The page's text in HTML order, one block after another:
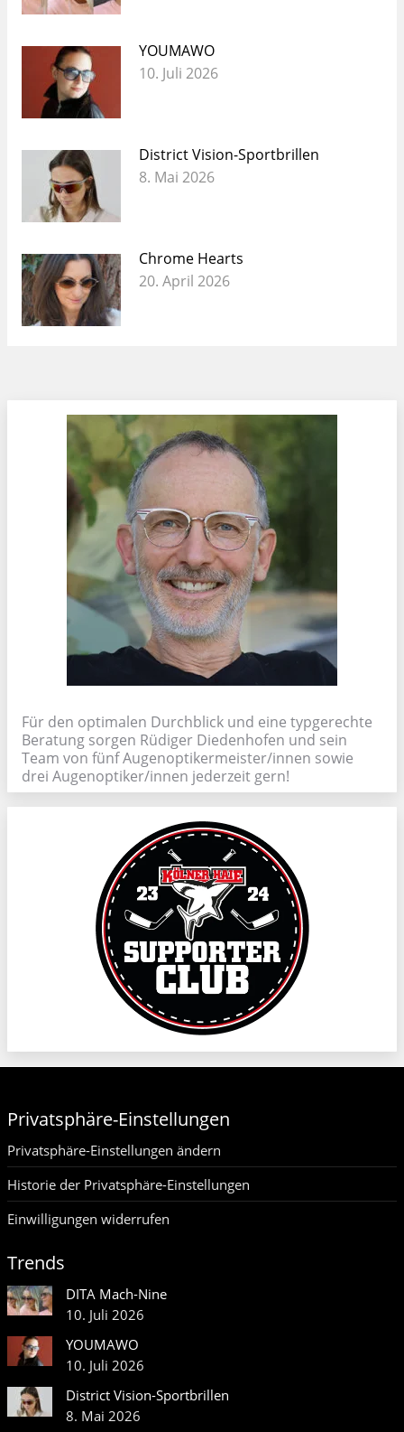
YOUMAWO
10. Juli 2026
District Vision-Sportbrillen
8. Mai 2026
Chrome Hearts
20. April 2026
Für den optimalen Durchblick und eine typgerechte
Beratung sorgen Rüdiger Diedenhofen und sein
Team von fünf Augenoptikermeister/innen sowie
drei Augenoptiker/innen jederzeit gern!
Privatsphäre-Einstellungen
Privatsphäre-Einstellungen ändern
Historie der Privatsphäre-Einstellungen
Einwilligungen widerrufen
Trends
DITA Mach-Nine
10. Juli 2026
YOUMAWO
10. Juli 2026
District Vision-Sportbrillen
8. Mai 2026